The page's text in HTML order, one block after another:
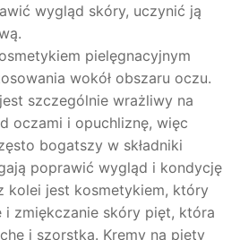
wygląd skóry, uczynić ją
pielęgnacyjnym
wokół obszaru oczu.
szczególnie wrażliwy na
oczami i opuchliznę, więc
bogatszy w składniki
poprawić wygląd i kondycję
kolei jest kosmetykiem, który
i zmiękczanie skóry pięt, która
i szorstka. Kremy na pięty